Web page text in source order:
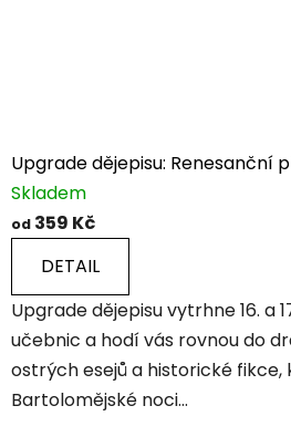
Upgrade dějepisu: Renesanční
Skladem
od 359 Kč
DETAIL
Upgrade dějepisu vytrhne 16. a
učebnic a hodí vás rovnou do
ostrých esejů a historické
Bartolomějské noci...